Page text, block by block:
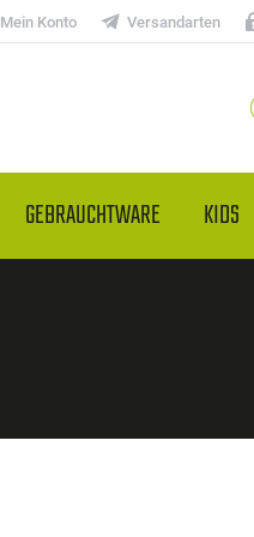
Mein Konto Versandarten
GEBRAUCHTWARE KIDS